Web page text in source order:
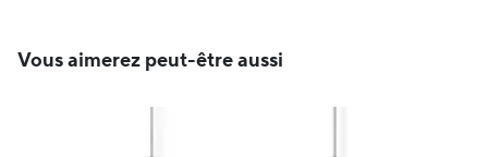
Vous aimerez peut-être aussi